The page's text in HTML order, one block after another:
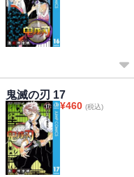
鬼滅の刃 17
¥460 (税込)